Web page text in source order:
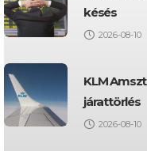
késés
2026-08-10
KLM
járattörlés
2026-08-10